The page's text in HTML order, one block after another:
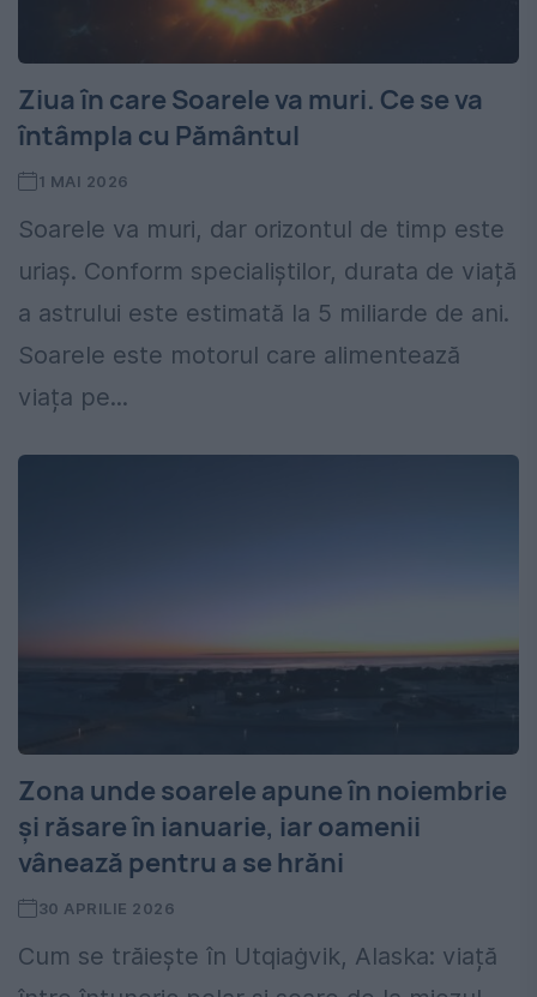
Ziua în care Soarele va muri. Ce se va
întâmpla cu Pământul
1 MAI 2026
Soarele va muri, dar orizontul de timp este
uriaș. Conform specialiștilor, durata de viață
a astrului este estimată la 5 miliarde de ani.
Soarele este motorul care alimentează
viața pe...
Zona unde soarele apune în noiembrie
și răsare în ianuarie, iar oamenii
vânează pentru a se hrăni
30 APRILIE 2026
Cum se trăiește în Utqiaġvik, Alaska: viață